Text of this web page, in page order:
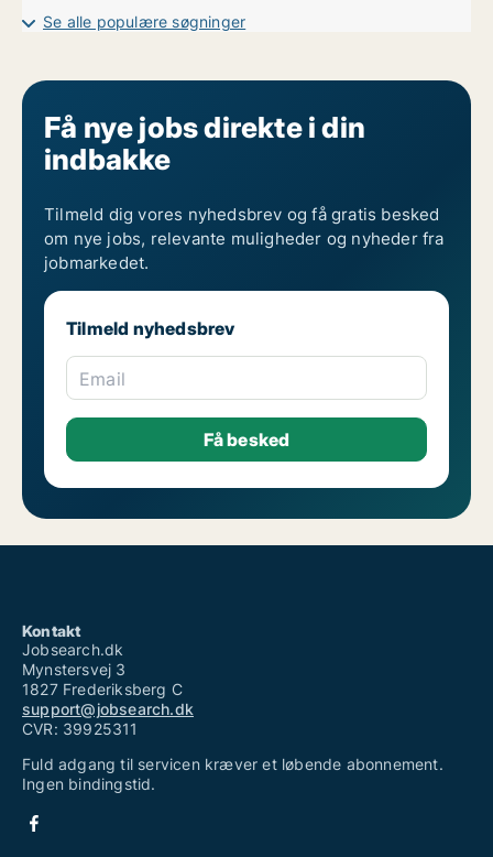
Se alle populære søgninger
Få nye jobs direkte i din
indbakke
Tilmeld dig vores nyhedsbrev og få gratis besked
om nye jobs, relevante muligheder og nyheder fra
jobmarkedet.
Tilmeld nyhedsbrev
Email
Kontakt
Jobsearch.dk
Mynstersvej 3
1827 Frederiksberg C
support@jobsearch.dk
CVR: 39925311
Fuld adgang til servicen kræver et løbende abonnement.
Ingen bindingstid.